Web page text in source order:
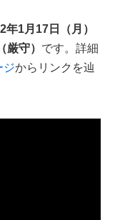
年1月17日（月）
守） です。詳細
ジからリンクを辿